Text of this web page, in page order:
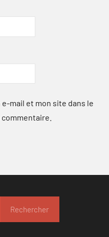
mail et mon site dans le
Rechercher